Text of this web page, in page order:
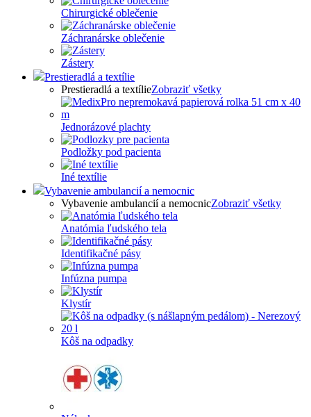
Chirurgické oblečenie
Záchranárske oblečenie
Zástery
Prestieradlá a textílie
Prestieradlá a textílieZobraziť všetky
Jednorázové plachty
Podložky pod pacienta
Iné textílie
Vybavenie ambulancií a nemocnic
Vybavenie ambulancií a nemocnicZobraziť všetky
Anatómia ľudského tela
Identifikačné pásy
Infúzna pumpa
Klystír
Kôš na odpadky